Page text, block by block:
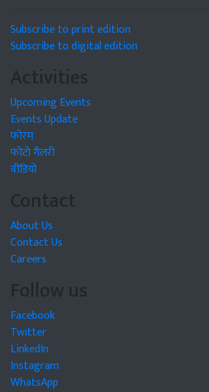
Subscribe to print edition
Subscribe to digital edition
Activities
Upcoming Events
Events Update
फोरम
फोटो गैलरी
वीडियो
Contact
About Us
Contact Us
Careers
Follow us
Facebook
Twitter
LinkedIn
Instagram
WhatsApp